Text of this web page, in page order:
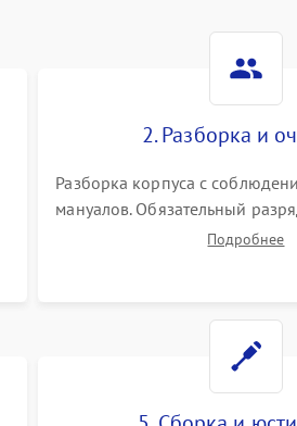
2. Разборка и
Разборка корпуса с
мануалов. Обязательный
высоковольтного
Подробнее